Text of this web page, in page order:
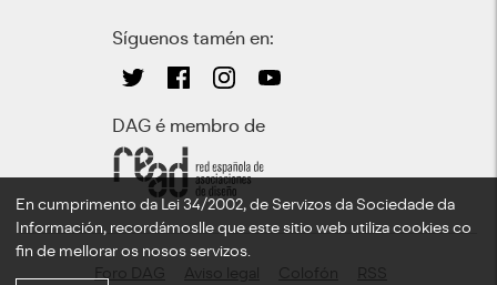
Síguenos tamén en:
DAG é membro de
Foro DAG Aviso legal Colofón RSS
En cumprimento da Lei 34/2002, de Servizos da Sociedade da
Información, recordámoslle que este sitio web utiliza cookies co
fin de mellorar os nosos servizos.